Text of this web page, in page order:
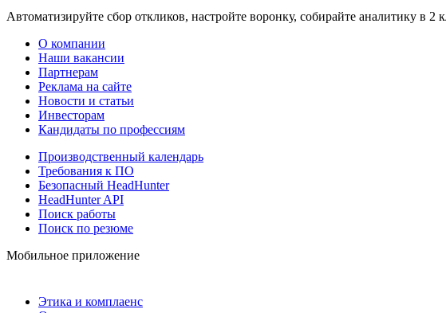
Автоматизируйте сбор откликов, настройте воронку, собирайте аналитику в 2
О компании
Наши вакансии
Партнерам
Реклама на сайте
Новости и статьи
Инвесторам
Кандидаты по профессиям
Производственный календарь
Требования к ПО
Безопасный HeadHunter
HeadHunter API
Поиск работы
Поиск по резюме
Мобильное приложение
Этика и комплаенс